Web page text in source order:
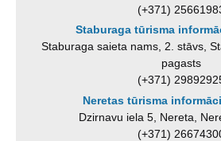
(+371)
Staburaga tūrisma
Staburaga saieta nams, 2. stāvs,
pagasts
(+371)
Neretas tūrisma
Dzirnavu iela 5, Nereta,
(+371)